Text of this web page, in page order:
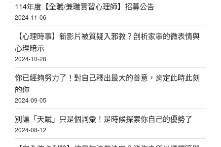
114年度【全職/兼職實習心理師】招募公告
2024-11-06
【心理時事】新影片被質疑入邪教？剖析家寧的微表情與
心理暗示
2024-10-28
你已經夠努力了！對自己釋出最大的善意，肯定此時此刻
的你
2024-09-05
別讓「天賦」只是個詞彙！是時候探索你自己的優勢了
2024-08-12